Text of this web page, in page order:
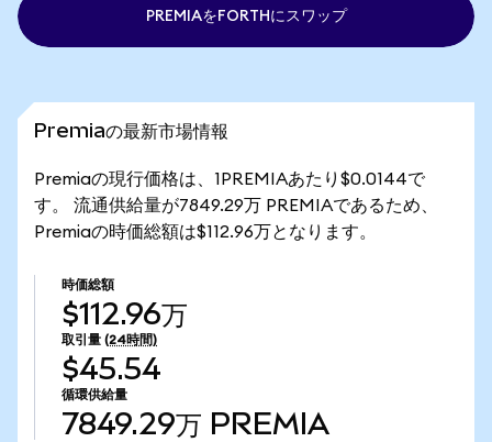
PREMIAをFORTHにスワップ
Premiaの最新市場情報
Premiaの現行価格は、1PREMIAあたり$0.0144で
す。 流通供給量が7849.29万 PREMIAであるため、
Premiaの時価総額は$112.96万となります。
時価総額
$112.96万
取引量 (24時間)
$45.54
循環供給量
7849.29万 PREMIA